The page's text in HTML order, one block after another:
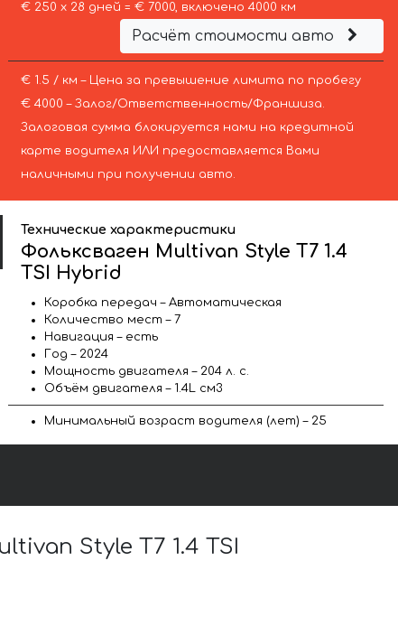
€ 250 х 28 дней = € 7000, включено 4000 км
Расчёт стоимости авто
€ 1.5 / км – Цена за превышение лимита по пробегу
€ 4000 – Залог/Ответственность/Франшиза.
Залоговая сумма блокируется нами на кредитной
карте водителя ИЛИ предоставляется Вами
наличными при получении авто.
Технические характеристики
Фольксваген Multivan Style T7 1.4
TSI Hybrid
Коробка передач – Автоматическая
Количество мест – 7
Навигация – есть
Год – 2024
Мощность двигателя – 204 л. с.
Объём двигателя – 1.4L см3
Минимальный возраст водителя (лет) – 25
Style T7 1.4 TSI